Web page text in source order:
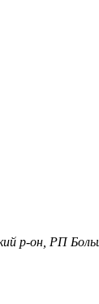
р-он, РП